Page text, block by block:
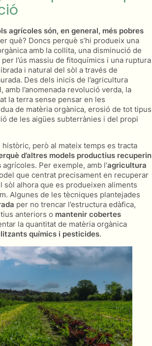
agrícoles són, en general, més pobres
què? Doncs perquè s’hi produeix una
amb la collita, una disminució de
per l’ús massiu de fitoquímics i una ruptura
i natural del sòl a través de
Des dels inicis de l’agricultura
amb l’anomenada revolució verda, la
la terra sense pensar en les
de matèria orgànica, erosió de tot tipus
de les aigües subterrànies i del propi
però al mateix temps es tracta
d’altres models productius recuperin
agrícoles. Per exemple, amb l’agricultura
que centrat precisament en recuperar
sòl alhora que es produeixen aliments
Algunes de les tècniques plantejades
per no trencar l’estructura edàfica,
anteriors o mantenir cobertes
la quantitat de matèria orgànica
químics i pesticides.